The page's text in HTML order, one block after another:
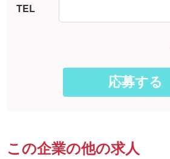
TEL
この企業の他の求人